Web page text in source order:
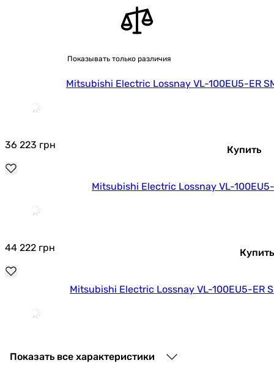
Показывать только различия
Mitsubishi Electric Lossnay VL-100EU5-ER
36 223 грн Купить
Mitsubishi Electric Lossnay VL-
44 222 грн Купить
Mitsubishi Electric Lossnay VL-100EU5-ER
48 922
Показать все характеристики